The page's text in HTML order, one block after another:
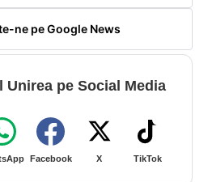
ne pe Google News
Unirea pe Social Media
Facebook X TikTok